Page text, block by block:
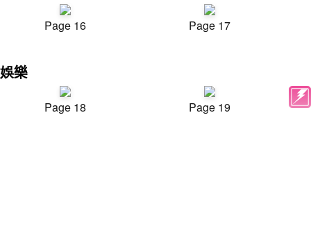
Page 16 Page 17
娛樂
Page 18 Page 19